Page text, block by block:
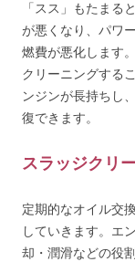
「スス」もたまる
が悪くなり、パワー
燃費が悪化します
クリーニングする
ンジンが長持ちし
復できます。
スラッジクリ
定期的なオイル交
していきます。エ
却・潤滑などの役